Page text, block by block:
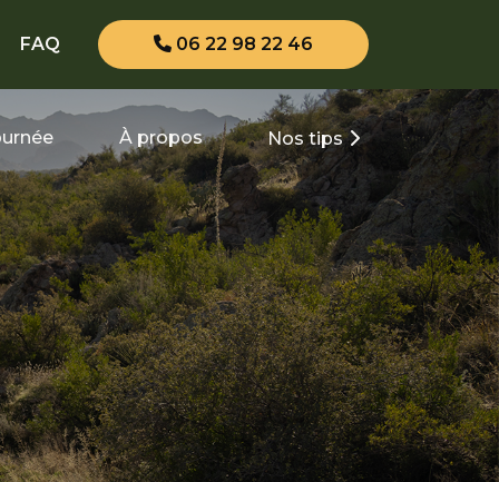
FAQ 06 22 98 22 46
À propos Nos tips